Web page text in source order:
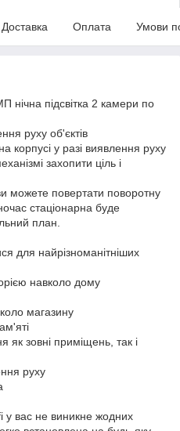
Доставка Оплата Умови
підсвітка 2 камери по
руху об'єктів
корпусі у разі виявлення руху
захопити ціль і
можете повертати поворотну
стаціонарна буде
план.
для найрізноманітніших
навколо дому
магазину
як зовні приміщень, так і
руху
у вас не виникне жодних